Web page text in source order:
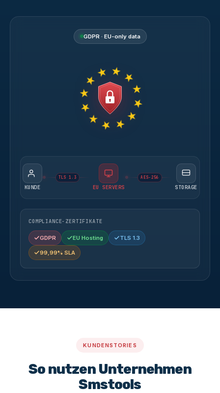
GDPR · EU-only data
KUNDE
TLS 1.3
EU SERVERS
AES-256
STORAGE
COMPLIANCE-ZERTIFIKATE
GDPR EU Hosting TLS 1.3
99,99% SLA
KUNDENSTORIES
So nutzen Unternehmen
Smstools